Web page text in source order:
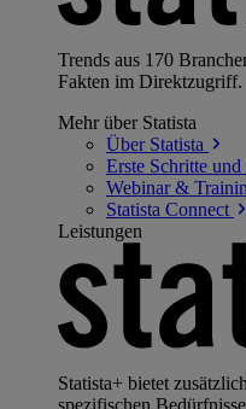
Trends aus 170
Fakten im Direktzugriff.
Mehr über Statista
Über Statista
Erste Schritte und
Webinar &
Statista Connect
Leistungen
Statista+ bietet
spezifischen